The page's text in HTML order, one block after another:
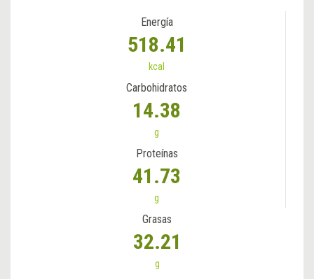
Energía
518.41
kcal
Carbohidratos
14.38
g
Proteínas
41.73
g
Grasas
32.21
g